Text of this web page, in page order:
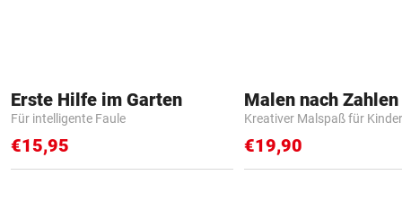
Erste Hilfe im Garten
Für intelligente Faule
€15,95
Kreativer Malspaß für Kinder
€19,90